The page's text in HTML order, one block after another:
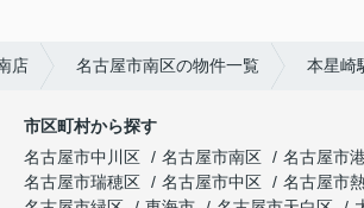
店 名古屋市南区の物件一覧 本星崎
市区町村から探す
名古屋市中川区
名古屋市南区
名古屋市
名古屋市瑞穂区
名古屋市中区
名古屋市